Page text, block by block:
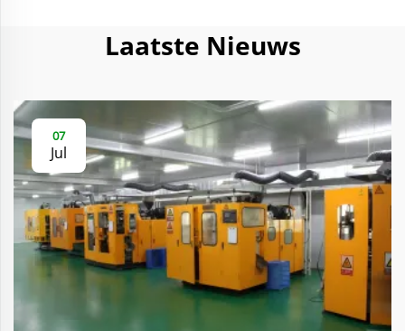
Laatste Nieuws
07
Jul